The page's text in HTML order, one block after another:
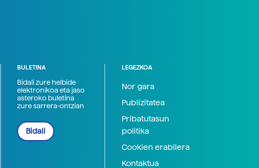
BULETINA
Bidali zure helbide
elektronikoa eta jaso
asteroko buletina
zure sarrera-ontzian
Bidali
LEGEZKOA
Nor gara
Publizitatea
Pribatutasun
politika
Cookien erabilera
Kontaktua